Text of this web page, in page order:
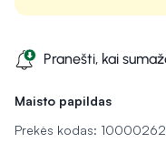
Maisto papildas
Prekės kodas:
Pranešti, kai